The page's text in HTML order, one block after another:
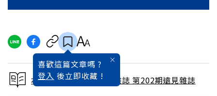
喜歡這篇文章嗎 ?
登入 後立即收藏 !
本文出自 2003 / 4月號雜誌 第202期遠見雜誌